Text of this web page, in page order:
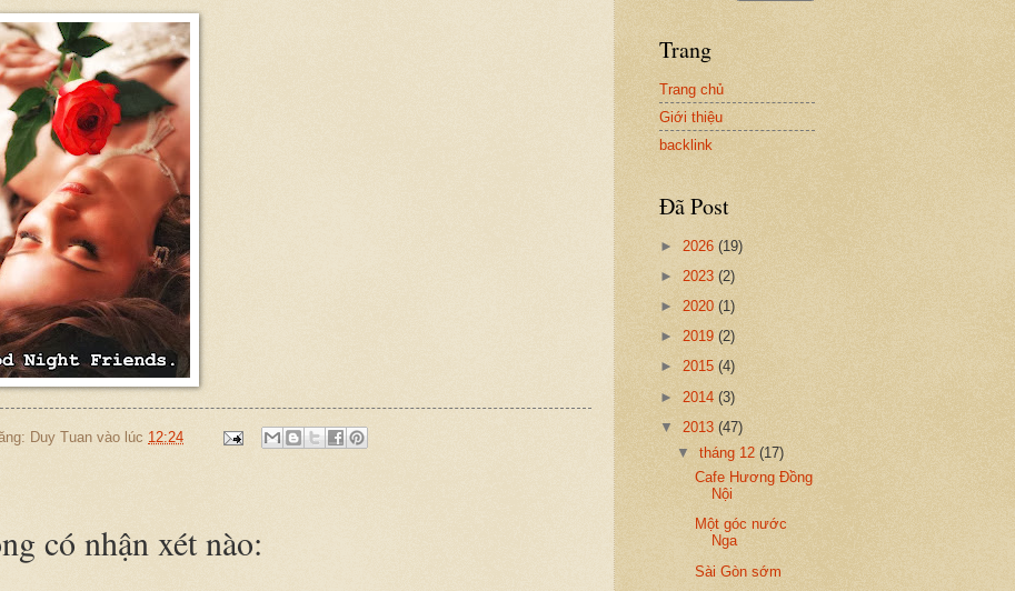
Duy Tuan vào lúc 12:24
có nhận xét nào:
Trang
Trang chủ
Giới thiệu
backlink
Đã Post
► 2026 (19)
► 2023 (2)
► 2020 (1)
► 2019 (2)
► 2015 (4)
► 2014 (3)
▼ 2013 (47)
▼tháng 12(17)
Cafe Hương Đồng
Nội
Một góc nước
Nga
Sài Gòn sớm